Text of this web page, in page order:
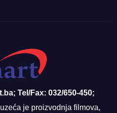
Tel/Fax: 032/650-450;
je proizvodnja filmova,